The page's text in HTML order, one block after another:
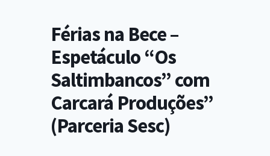
Férias na Bece –
Espetáculo “Os
Saltimbancos” com
Carcará Produções”
(Parceria Sesc)